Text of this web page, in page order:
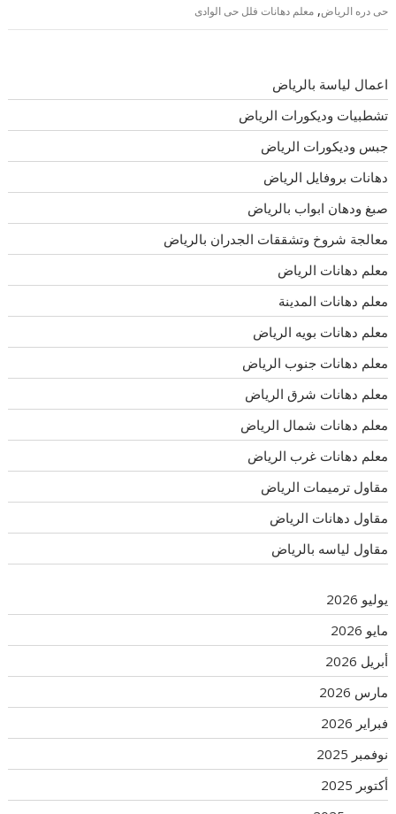
حى دره الرياض,معلم دهانات فلل حى الوادى
اعمال لياسة بالرياض
تشطبيات وديكورات الرياض
جبس وديكورات الرياض
دهانات بروفايل الرياض
صبغ ودهان ابواب بالرياض
معالجة شروخ وتشققات الجدران بالرياض
معلم دهانات الرياض
معلم دهانات المدينة
معلم دهانات بويه الرياض
معلم دهانات جنوب الرياض
معلم دهانات شرق الرياض
معلم دهانات شمال الرياض
معلم دهانات غرب الرياض
مقاول ترميمات الرياض
مقاول دهانات الرياض
مقاول لياسه بالرياض
يوليو 2026
مايو 2026
أبريل 2026
مارس 2026
فبراير 2026
نوفمبر 2025
أكتوبر 2025